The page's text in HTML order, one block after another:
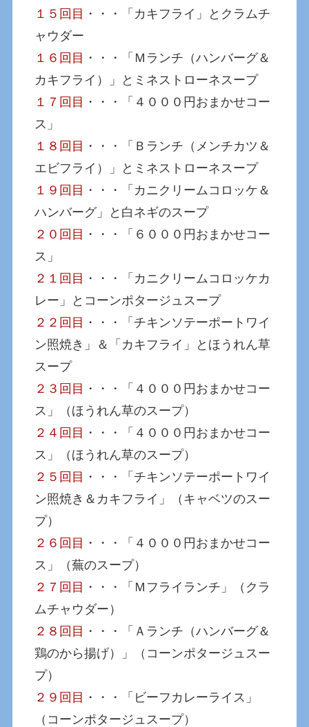
１５回目 ・・・「カキフライ」とクラムチ
ャウダー
１６回目 ・・・「Ｍランチ（ハンバーグ＆
カキフライ）」とミネストローネスープ
１７回目 ・・・「４０００円おまかせコー
ス」
１８回目 ・・・「Ｂランチ（メンチカツ＆
エビフライ）」とミネストローネスープ
１９回目 ・・・「カニクリームコロッケ＆
ハンバーグ」と白ネギのスープ
２０回目 ・・・「６０００円おまかせコー
ス」
２１回目 ・・・「カニクリームコロッケカ
レー」とコーンポタージュスープ
２２回目 ・・・「チキンソテーポートワイ
ン照焼き」＆「カキフライ」とほうれん草
スープ
２３回目 ・・・「４０００円おまかせコー
ス」（ほうれん草のスープ）
２４回目 ・・・「４０００円おまかせコー
ス」（ほうれん草のスープ）
２５回目 ・・・「チキンソテーポートワイ
ン照焼き＆カキフライ」（キャベツのスー
プ）
２６回目 ・・・「４０００円おまかせコー
ス」（蕪のスープ）
２７回目 ・・・「Ｍフライランチ」（クラ
ムチャウダー）
２８回目 ・・・「Ａランチ（ハンバーグ＆
鶏のから揚げ）」（コーンポタージュスー
プ）
２９回目 ・・・「ビーフカレーライス」
（コーンポタージュスープ）